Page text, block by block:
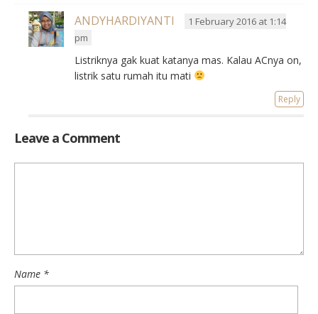
ANDYHARDIYANTI
1 February 2016 at 1:14
pm
Listriknya gak kuat katanya mas. Kalau ACnya on,
listrik satu rumah itu mati
Reply
Leave a Comment
Name *